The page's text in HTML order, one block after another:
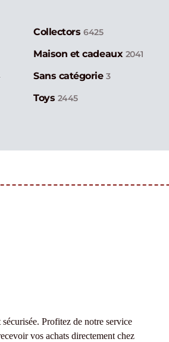
Collectors 6425
Maison et cadeaux 2041
Sans catégorie3
Toys 2445
Profitez de notre service
vos achats directement chez